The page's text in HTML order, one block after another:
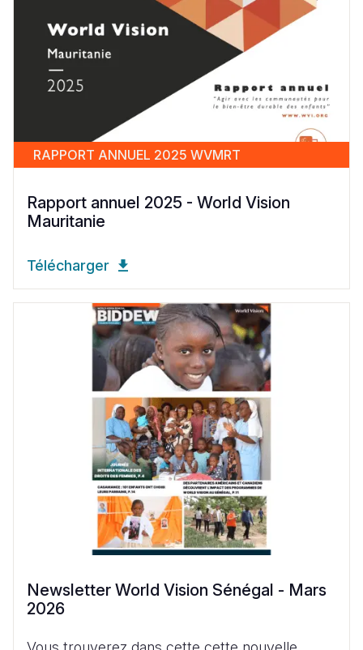
RAPPORT ANNUEL 2025 WVMRT
Rapport annuel 2025 - World Vision
Mauritanie
Télécharger
Newsletter World Vision Sénégal - Mars
2026